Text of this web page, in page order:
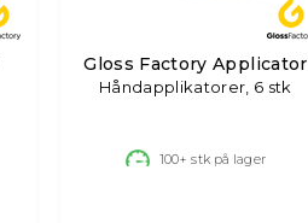
Gloss Factory Applicator
Håndapplikatorer, 6 stk
100+ stk på lager